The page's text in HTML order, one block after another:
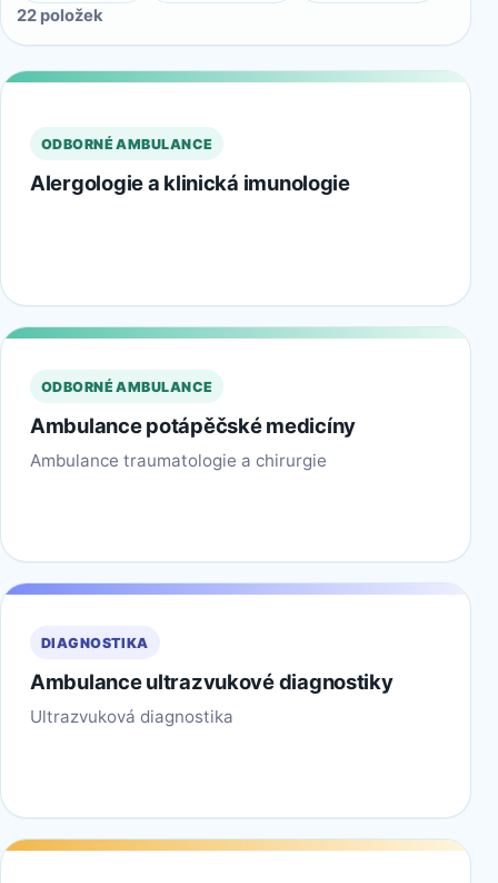
22 položek
ODBORNÉ AMBULANCE
Alergologie a klinická imunologie
ODBORNÉ AMBULANCE
Ambulance potápěčské medicíny
Ambulance traumatologie a chirurgie
DIAGNOSTIKA
Ambulance ultrazvukové diagnostiky
Ultrazvuková diagnostika